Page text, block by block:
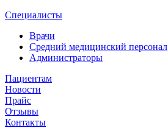
Специалисты
Врачи
Средний медицинский персонал
Администраторы
Пациентам
Новости
Прайс
Отзывы
Контакты